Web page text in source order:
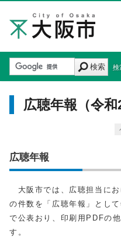
検索 検
広聴年報（令和
広聴年報
大阪市では、広聴担当に
の件数を「広聴年報」とし
で公表おり、印刷用PDFの
す。